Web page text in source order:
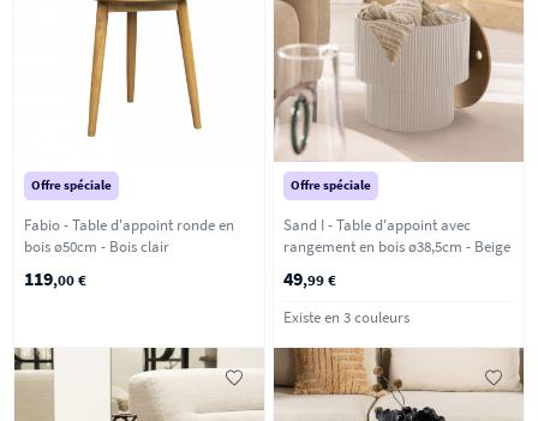
Offre spéciale
Fabio - Table d'appoint ronde en
bois ø50cm - Bois clair
119,00 €
Offre spéciale
Sand I - Table d'appoint avec
rangement en bois ø38,5cm - Beige
49,99 €
Existe en 3 couleurs